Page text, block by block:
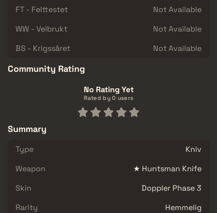
FT - Felttestet
Not Available
WW - Velbrukt
Not Available
BS - Krigssåret
Not Available
Community Rating
No Rating Yet
Rated by 0 users
Summary
Type
Kniv
Weapon
★ Huntsman Knife
Skin
Doppler Phase 3
Rarity
Hemmelig